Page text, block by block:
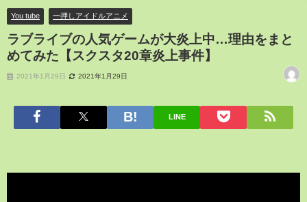
You tube 一押しアイドルアニメ
ラブライブの人気ゲームが大炎上中…理由をまと
めてみた【スクスタ20章炎上事件】
2021年1月29日 2021年1月29日
LINE